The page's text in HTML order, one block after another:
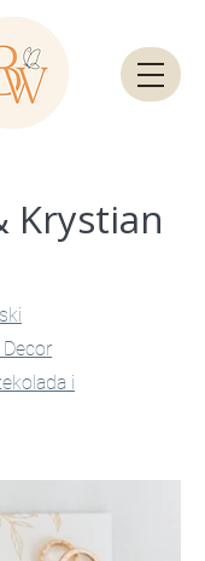
Krystian
i